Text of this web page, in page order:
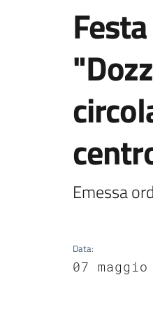
Emessa
Data:
07 maggio